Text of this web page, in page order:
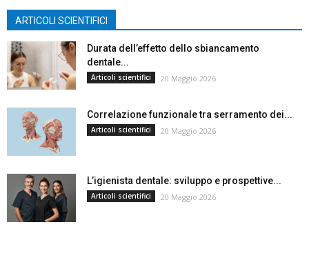
ARTICOLI SCIENTIFICI
Durata dell’effetto dello sbiancamento
dentale...
Articoli scientifici 20 Maggio 2026
Correlazione funzionale tra serramento dei...
Articoli scientifici 20 Maggio 2026
L’igienista dentale: sviluppo e prospettive...
Articoli scientifici 20 Maggio 2026